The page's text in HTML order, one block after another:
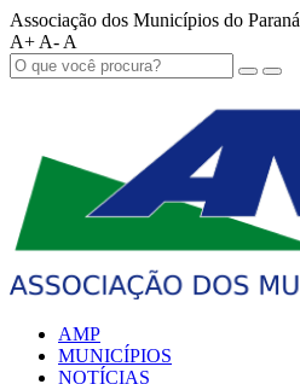
Associação dos Municípios do Paraná
A+ A- A
AMP
MUNICÍPIOS
NOTÍCIAS